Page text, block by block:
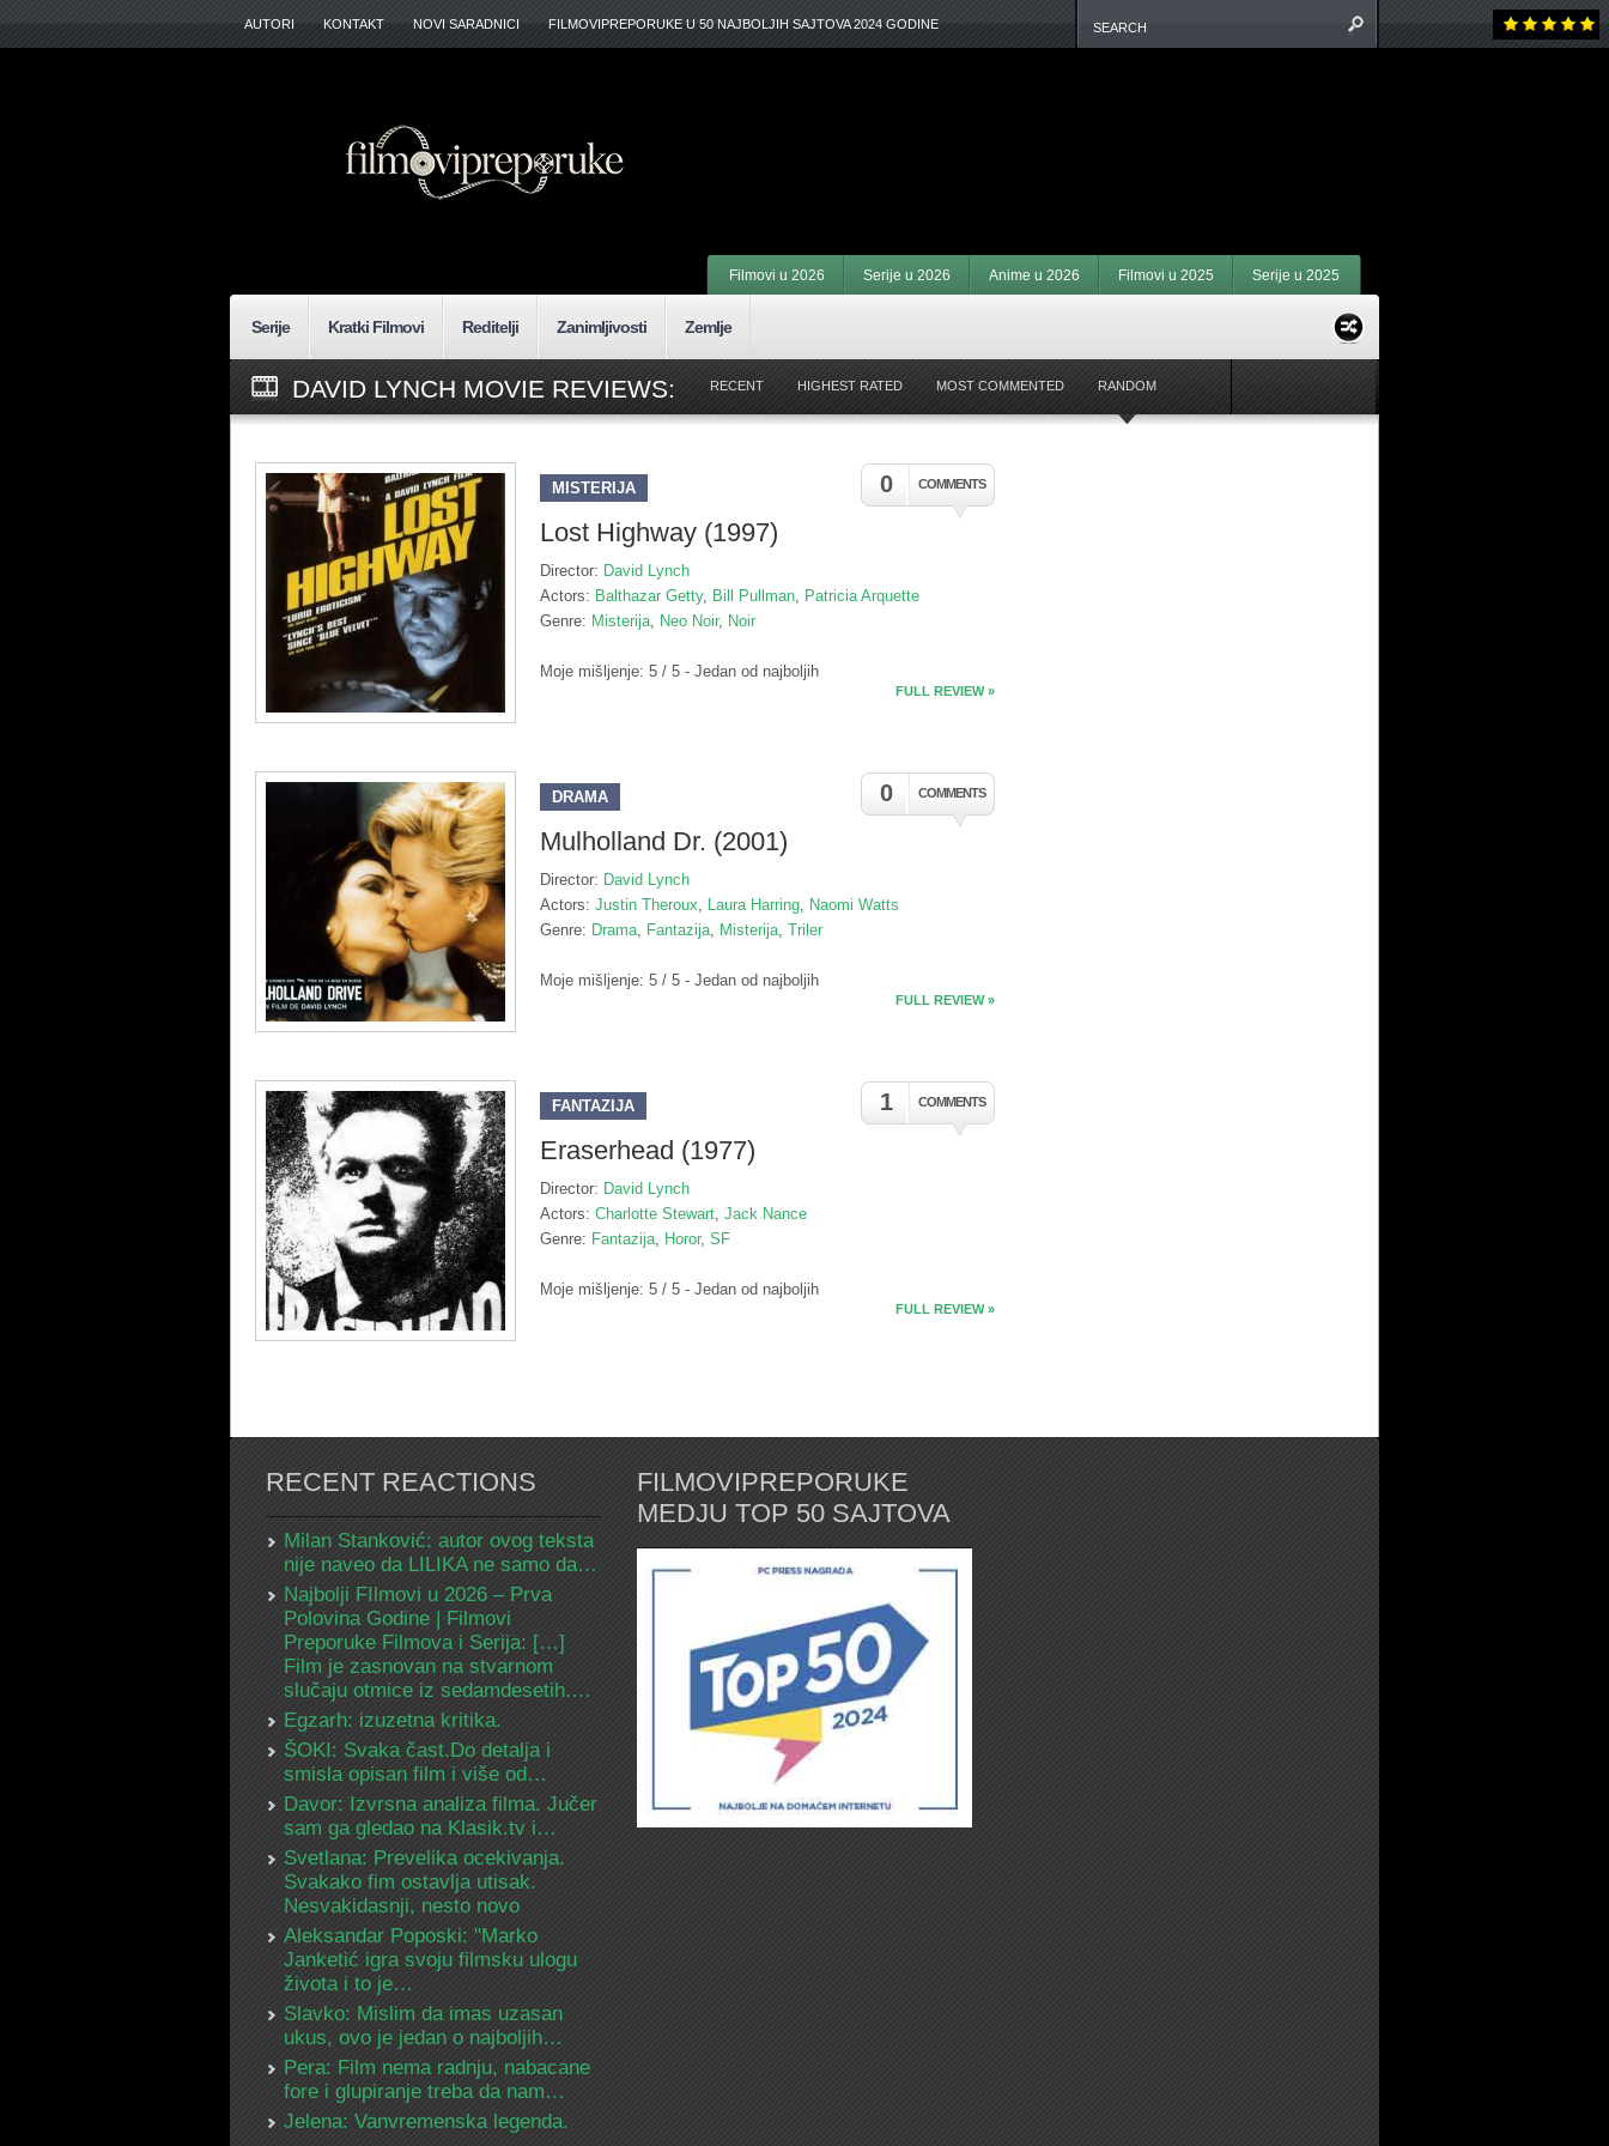
AUTORI KONTAKT NOVI SARADNICI FILMOVIPREPORUKE U 50 NAJBOLJIH SAJTOVA 2024 GODINE
Filmovi u 2026 Serije u 2026 Anime u 2026 Filmovi u 2025 Serije u 2025
Serije Kratki Filmovi Reditelji Zanimljivosti Zemlje
DAVID LYNCH MOVIE REVIEWS: RECENT HIGHEST RATED MOST COMMENTED RANDOM
0 COMMENTS
MISTERIJA
Lost Highway (1997)
Director: David Lynch
Actors: Balthazar Getty, Bill Pullman, Patricia Arquette
Genre: Misterija, Neo Noir, Noir
Moje mišljenje: 5 / 5 - Jedan od najboljih
FULL REVIEW »
0 COMMENTS
DRAMA
Mulholland Dr. (2001)
Director: David Lynch
Actors: Justin Theroux, Laura Harring, Naomi Watts
Genre: Drama, Fantazija, Misterija, Triler
Moje mišljenje: 5 / 5 - Jedan od najboljih
FULL REVIEW »
1 COMMENTS
FANTAZIJA
Eraserhead (1977)
Director: David Lynch
Actors: Charlotte Stewart, Jack Nance
Genre: Fantazija, Horor, SF
Moje mišljenje: 5 / 5 - Jedan od najboljih
FULL REVIEW »
RECENT REACTIONS
Milan Stanković: autor ovog teksta
nije naveo da LILIKA ne samo da…
Najbolji FIlmovi u 2026 – Prva
Polovina Godine | Filmovi
Preporuke Filmova i Serija: […]
Film je zasnovan na stvarnom
slučaju otmice iz sedamdesetih.…
Egzarh: izuzetna kritika.
ŠOKI: Svaka čast.Do detalja i
smisla opisan film i više od…
Davor: Izvrsna analiza filma. Jučer
sam ga gledao na Klasik.tv i…
Svetlana: Prevelika ocekivanja.
Svakako fim ostavlja utisak.
Nesvakidasnji, nesto novo
Aleksandar Poposki: "Marko
Janketić igra svoju filmsku ulogu
života i to je…
Slavko: Mislim da imas uzasan
ukus, ovo je jedan o najboljih…
Pera: Film nema radnju, nabacane
fore i glupiranje treba da nam…
Jelena: Vanvremenska legenda.
FILMOVIPREPORUKE
MEDJU TOP 50 SAJTOVA